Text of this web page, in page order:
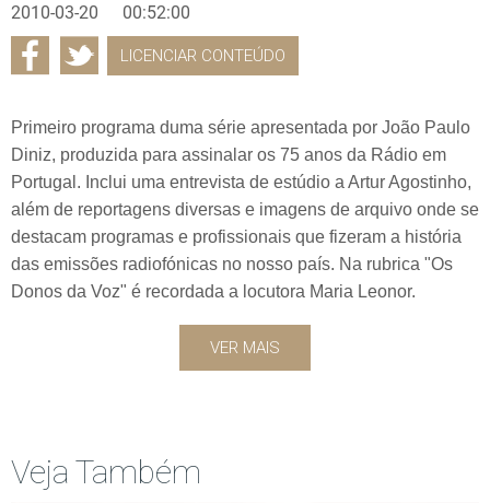
2010-03-20 00:52:00
LICENCIAR CONTEÚDO
Primeiro programa duma série apresentada por João Paulo
Diniz, produzida para assinalar os 75 anos da Rádio em
Portugal. Inclui uma entrevista de estúdio a Artur Agostinho,
além de reportagens diversas e imagens de arquivo onde se
destacam programas e profissionais que fizeram a história
das emissões radiofónicas no nosso país. Na rubrica "Os
Donos da Voz" é recordada a locutora Maria Leonor.
VER MAIS
Veja Também